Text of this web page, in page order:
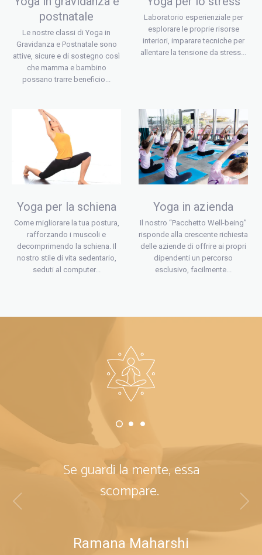
postnatale
Le nostre classi di Yoga in
Gravidanza e Postnatale sono
attive, sicure e di sostegno così
che mamma e bambino
possano trarre beneficio...
Laboratorio esperienziale per
esplorare le proprie risorse
interiori, imparare tecniche per
allentare la tensione da stress...
Yoga per la schiena
Come migliorare la tua postura,
rafforzando i muscoli e
decomprimendo la schiena. Il
nostro stile di vita sedentario,
seduti al computer...
Yoga in azienda
Il nostro “Pacchetto Well-being”
risponde alla crescente richiesta
delle aziende di offrire ai propri
dipendenti un percorso
esclusivo, facilmente...
Se guardi la mente, essa
scompare.
Ramana Maharshi